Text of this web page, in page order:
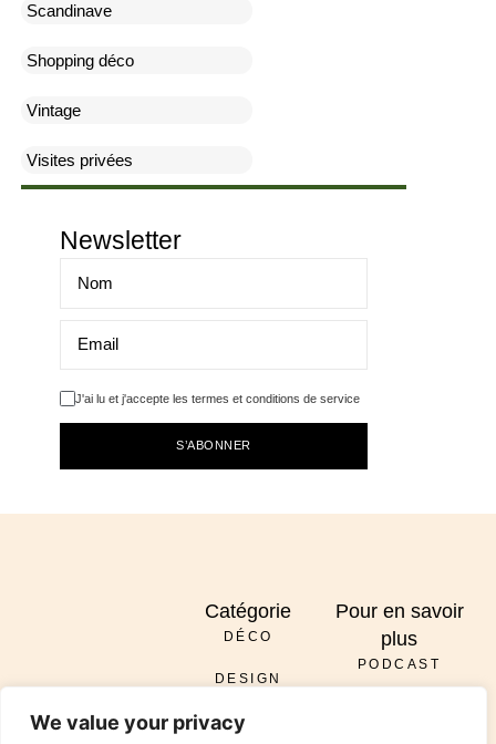
We value your privacy
Scandinave
Shopping déco
Vintage
Visites privées
Newsletter
J'ai lu et j'accepte les termes et conditions de service
S’ABONNER
Catégorie
DÉCO
DESIGN
DIY
Pour en savoir
plus
PODCAST